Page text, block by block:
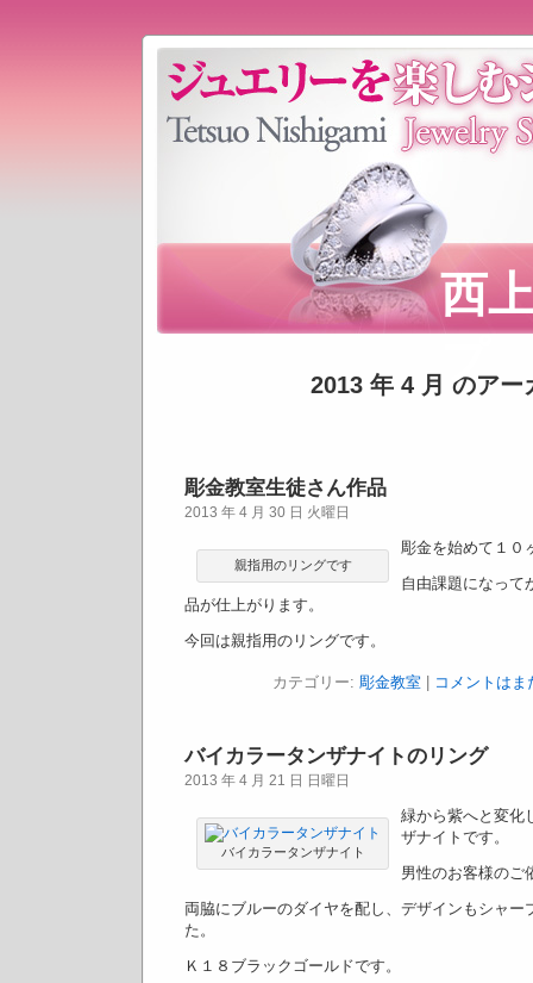
西
プ
2013 年 4 月 のアー
彫金教室生徒さん作品
2013 年 4 月 30 日 火曜日
親指用のリングです
彫金を始めて１０
自由課題になって
品が仕上がります。
今回は親指用のリングです。
カテゴリー: 彫金教室| コメントはま
バイカラータンザナイトのリング
2013 年 4 月 21 日 日曜日
バイカラータンザナイト
緑から紫へと変化
ザナイトです。
男性のお客様のご
両脇にブルーのダイヤを配し、デザインもシャー
た。
Ｋ１８ブラックゴールドです。